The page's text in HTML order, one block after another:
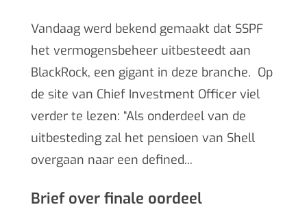
Vandaag werd bekend gemaakt dat SSPF
het vermogensbeheer uitbesteedt aan
BlackRock, een gigant in deze branche. Op
de site van Chief Investment Officer viel
verder te lezen: “Als onderdeel van de
uitbesteding zal het pensioen van Shell
overgaan naar een defined...
Brief over finale oordeel